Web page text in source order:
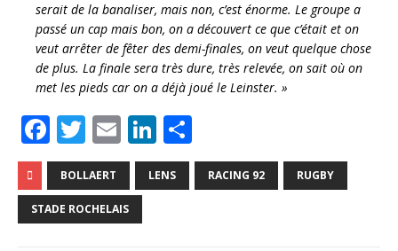
serait de la banaliser, mais non, c’est énorme. Le groupe a
passé un cap mais bon, on a découvert ce que c’était et on
veut arrêter de fêter des demi-finales, on veut quelque chose
de plus. La finale sera très dure, très relevée, on sait où on
met les pieds car on a déjà joué le Leinster. »
F
a
c
e
T
w
it
te
E
m
ai
l
Li
n
k
ar
ta
BOLLAERT LENS RACING 92 RUGBY
STADE ROCHELAIS